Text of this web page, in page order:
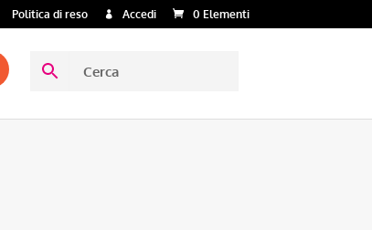
Politica di reso Accedi 0 Elementi